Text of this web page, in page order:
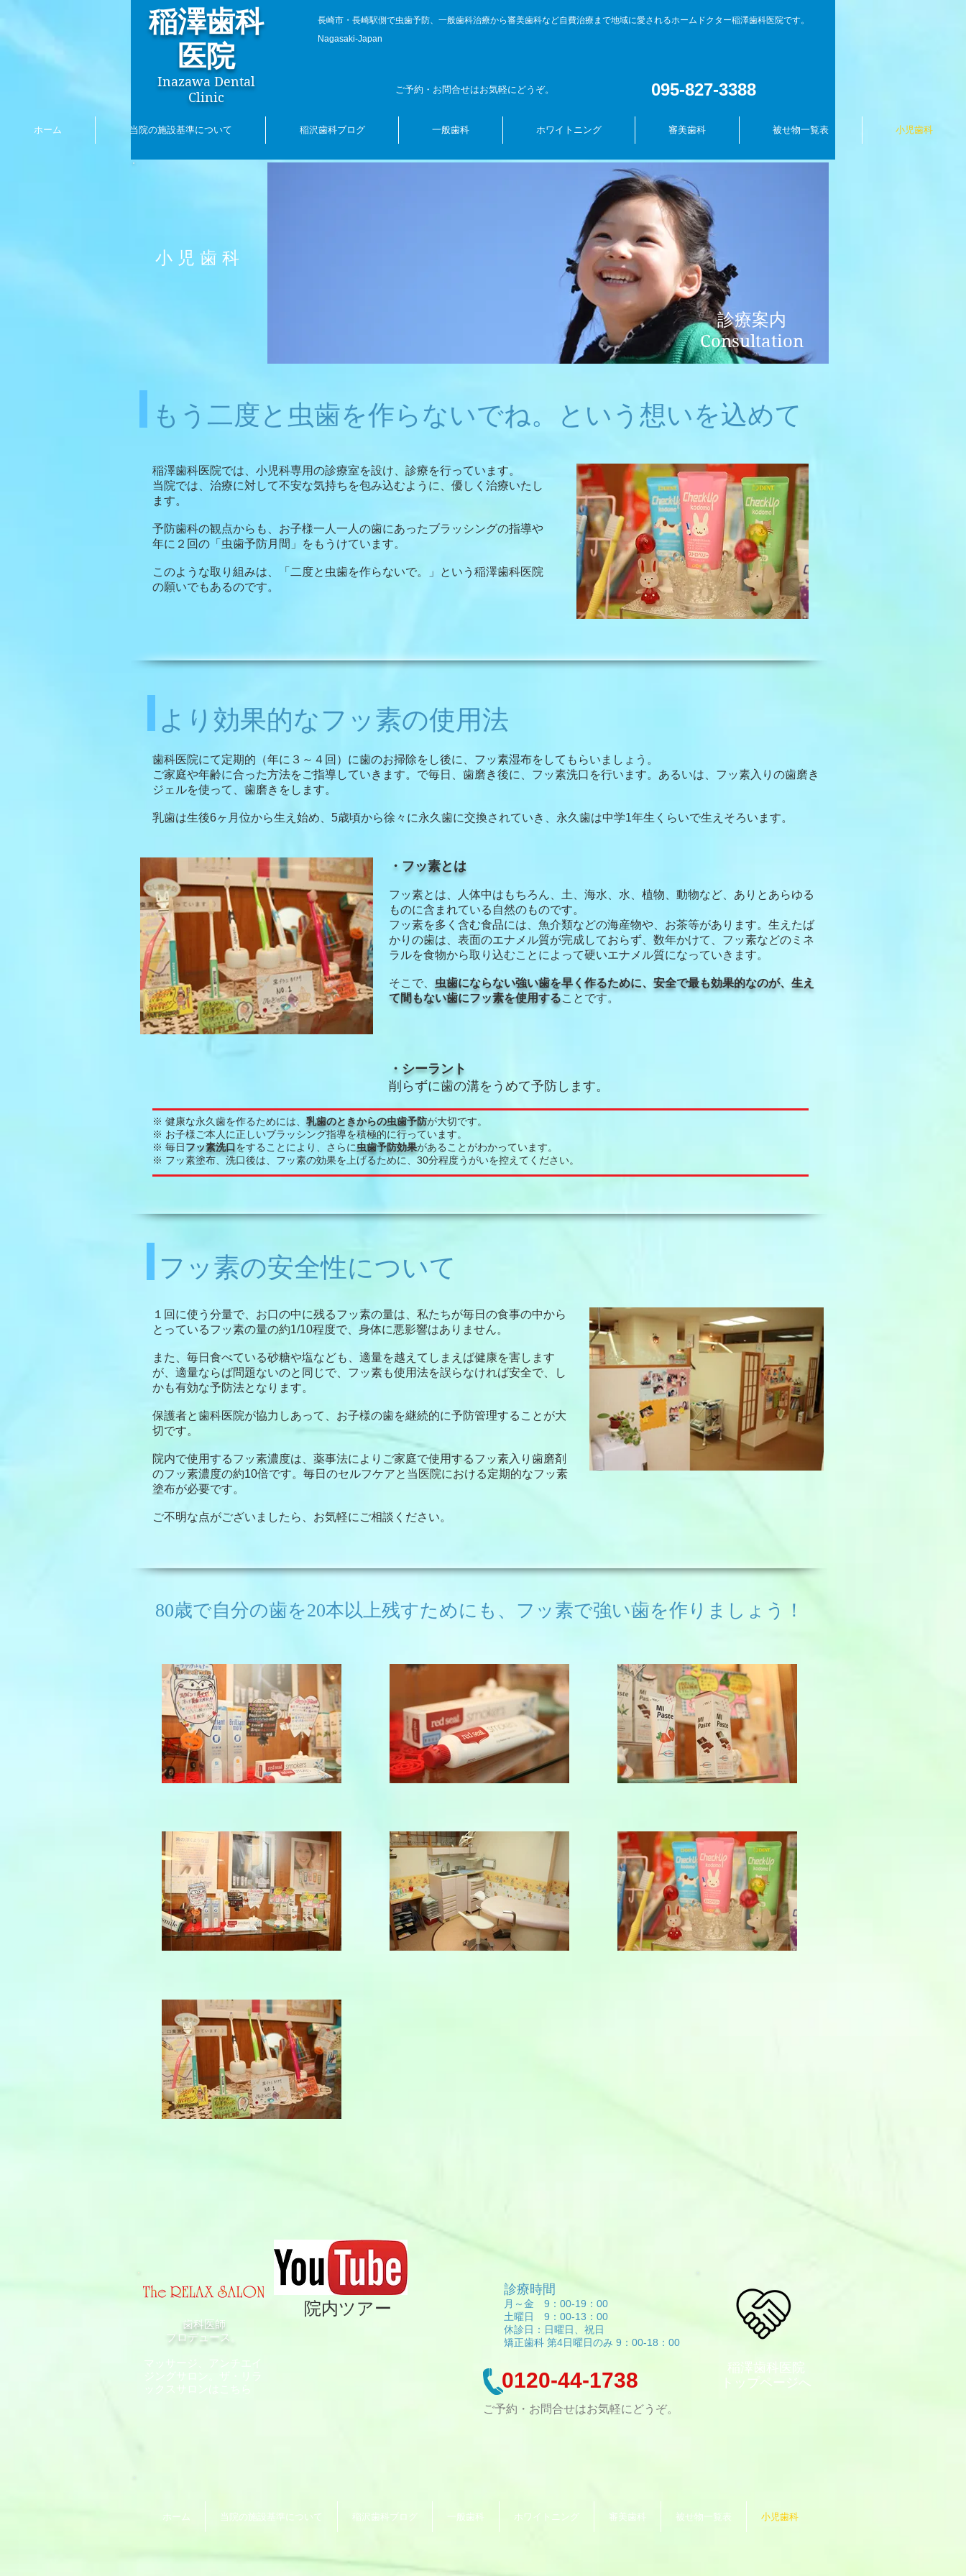
稲澤歯科
医院
Inazawa Dental
Clinic
長崎市・長崎駅側で虫歯予防、一般歯科治療から審美歯科など自費治療まで地域に愛されるホームドクター稲澤歯科医院です。
​Nagasaki-Japan
ご予約・お問合せはお気軽にどうぞ。 095-827-3388
ホーム 当院の施設基準について 稲沢歯科ブログ 一般歯科 ホワイトニング 審美歯科 被せ物一覧表 小児歯科
小児歯科
診療案内
Consultation
もう二度と虫歯を作らないでね。という想いを込めて
稲澤歯科医院では、小児科専用の診療室を設け、診療を行っています。
当院では、治療に対して不安な気持ちを包み込むように、優しく治療いたし
ます。
予防歯科の観点からも、お子様一人一人の歯にあったブラッシングの指導や
年に２回の「虫歯予防月間」をもうけています。
このような取り組みは、「二度と虫歯を作らないで。」という稲澤歯科医院
の願いでもあるのです。
より効果的なフッ素の使用法
歯科医院にて定期的（年に３～４回）に歯のお掃除をし後に、フッ素湿布をしてもらいましょう。
ご家庭や年齢に合った方法をご指導していきます。で毎日、歯磨き後に、フッ素洗口を行います。あるいは、フッ素入りの歯磨き
ジェルを使って、歯磨きをします。
乳歯は生後6ヶ月位から生え始め、5歳頃から徐々に永久歯に交換されていき、永久歯は中学1年生くらいで生えそろいます。
・フッ素とは
フッ素とは、人体中はもちろん、土、海水、水、植物、動物など、ありとあらゆる
ものに含まれている自然のものです。
フッ素を多く含む食品には、魚介類などの海産物や、お茶等があります。生えたば
かりの歯は、表面のエナメル質が完成しておらず、数年かけて、フッ素などのミネ
ラルを食物から取り込むことによって硬いエナメル質になっていきます。
そこで、 虫歯にならない強い歯を早く作るために、安全で最も効果的なのが、生え
て間もない歯にフッ素を使用することです。
・シーラント
削らずに歯の溝をうめて予防します。
※ 健康な永久歯を作るためには、 乳歯のときからの虫歯予防が大切です。
※ お子様ご本人に正しいブラッシング指導を積極的に行っています。
※ 毎日フッ素洗口をすることにより、さらに虫歯予防効果があることがわかっています。
※ フッ素塗布、洗口後は、フッ素の効果を上げるために、30分程度うがいを控えてください。
フッ素の安全性について
１回に使う分量で、お口の中に残るフッ素の量は、私たちが毎日の食事の中から
とっているフッ素の量の約1/10程度で、身体に悪影響はありません。
また、毎日食べている砂糖や塩なども、適量を越えてしまえば健康を害します
が、適量ならば問題ないのと同じで、フッ素も使用法を誤らなければ安全で、し
かも有効な予防法となります。
保護者と歯科医院が協力しあって、お子様の歯を継続的に予防管理することが大
切です。
院内で使用するフッ素濃度は、薬事法によりご家庭で使用するフッ素入り歯磨剤
のフッ素濃度の約10倍です。毎日のセルフケアと当医院における定期的なフッ素
塗布が必要です。
ご不明な点がございましたら、お気軽にご相談ください。
80歳で自分の歯を20本以上残すためにも、フッ素で強い歯を作りましょう！
歯科医師
プロデュース。
マッサージ、アンチエイ
ックスサロンはこちら
院内ツアー
診療時間
月～金 9：00-19：00
土曜日 9：00-13：00
休診日：日曜日、祝日
矯正歯科 第4日曜日のみ 9：00-18：00
0120-44-1738
ご予約・お問合せはお気軽にどうぞ。
稲澤歯科医院
トップページへ
ホーム 当院の施設基準について 稲沢歯科ブログ 一般歯科 ホワイトニング 審美歯科 被せ物一覧表 小児歯科